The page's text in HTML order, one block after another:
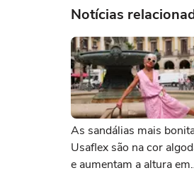
Notícias
As sandálias mais
Usaflex são na cor
e aumentam a altura em